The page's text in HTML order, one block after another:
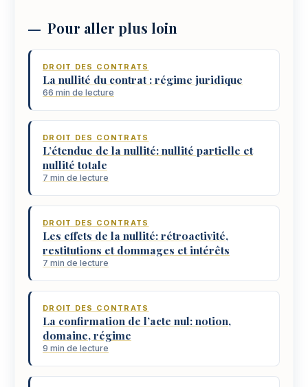
Pour aller plus loin
DROIT DES CONTRATS
La nullité du contrat : régime juridique
66 min de lecture
DROIT DES CONTRATS
L’étendue de la nullité: nullité partielle et
nullité totale
7 min de lecture
DROIT DES CONTRATS
Les effets de la nullité: rétroactivité,
restitutions et dommages et intérêts
7 min de lecture
DROIT DES CONTRATS
La confirmation de l’acte nul: notion,
domaine, régime
9 min de lecture